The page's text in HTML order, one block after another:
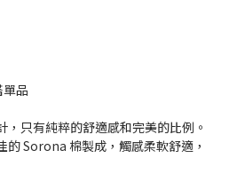
品
只有純粹的舒適感和完美的比例。
的 Sorona 棉製成，觸感柔軟舒適，